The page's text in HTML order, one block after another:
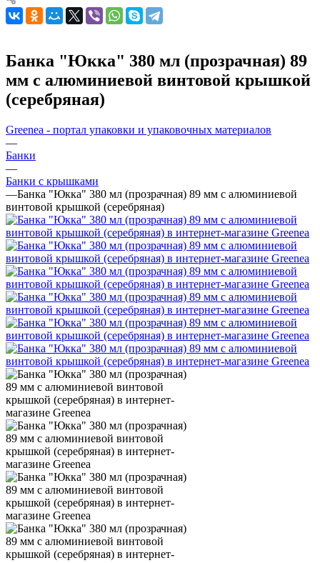
Банка "Юкка" 380 мл (прозрачная) 89
мм с алюминиевой винтовой крышкой
(серебряная)
Greenea - портал упаковки и упаковочных материалов
—
Банки
—
Банки с крышками
—Банка "Юкка" 380 мл (прозрачная) 89 мм с алюминиевой
винтовой крышкой (серебряная)